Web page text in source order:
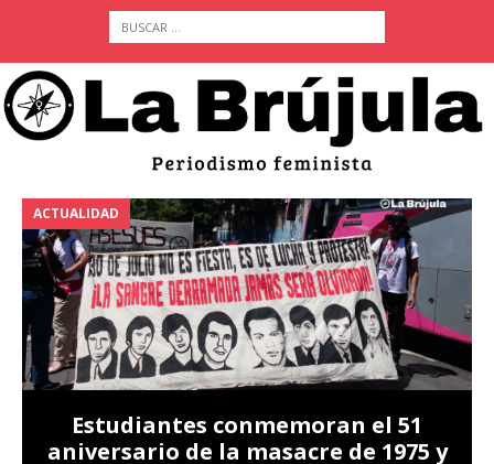
ACTUALIDAD
Estudiantes conmemoran el 51
aniversario de la masacre de 1975 y